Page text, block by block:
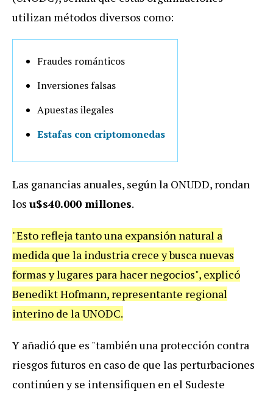
utilizan métodos diversos como:
Fraudes románticos
Inversiones falsas
Apuestas ilegales
Estafas con criptomonedas
Las ganancias anuales, según la ONUDD, rondan
los u$s40.000 millones.
"Esto refleja tanto una expansión natural a
medida que la industria crece y busca nuevas
formas y lugares para hacer negocios", explicó
Benedikt Hofmann, representante regional
interino de la UNODC.
Y añadió que es "también una protección contra
riesgos futuros en caso de que las perturbaciones
continúen y se intensifiquen en el Sudeste